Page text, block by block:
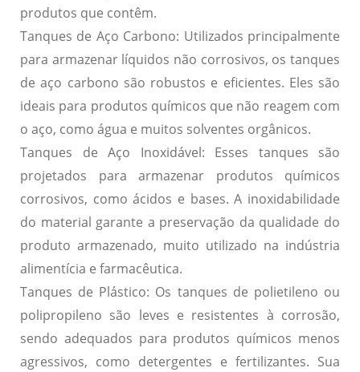
produtos que contêm.
Tanques de Aço Carbono: Utilizados principalmente
para armazenar líquidos não corrosivos, os tanques
de aço carbono são robustos e eficientes. Eles são
ideais para produtos químicos que não reagem com
o aço, como água e muitos solventes orgânicos.
Tanques de Aço Inoxidável: Esses tanques são
projetados para armazenar produtos químicos
corrosivos, como ácidos e bases. A inoxidabilidade
do material garante a preservação da qualidade do
produto armazenado, muito utilizado na indústria
alimentícia e farmacêutica.
Tanques de Plástico: Os tanques de polietileno ou
polipropileno são leves e resistentes à corrosão,
sendo adequados para produtos químicos menos
agressivos, como detergentes e fertilizantes. Sua